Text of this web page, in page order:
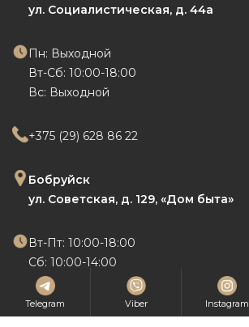
ул. Социалистическая, д. 44а
Пн: Выходной
Вт-Сб: 10:00-18:00
Вс: Выходной
+375 (29) 628 86 22
Бобруйск
ул. Советская, д. 129, «Дом быта»
Вт-Пт: 10:00-18:00
Сб: 10:00-14:00
Вс-Пн: Выходной
Telegram Viber Instagram